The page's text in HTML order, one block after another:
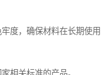
度，确保材料在长期使用